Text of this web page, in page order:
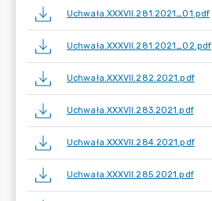
Uchwała.XXXVII.281.2021_01.pdf
Uchwała.XXXVII.281.2021_02.pdf
Uchwała.XXXVII.282.2021.pdf
Uchwała.XXXVII.283.2021.pdf
Uchwała.XXXVII.284.2021.pdf
Uchwała.XXXVII.285.2021.pdf